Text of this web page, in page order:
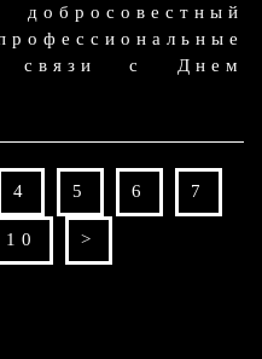
связи с Днем
4 5 6 7
10 >